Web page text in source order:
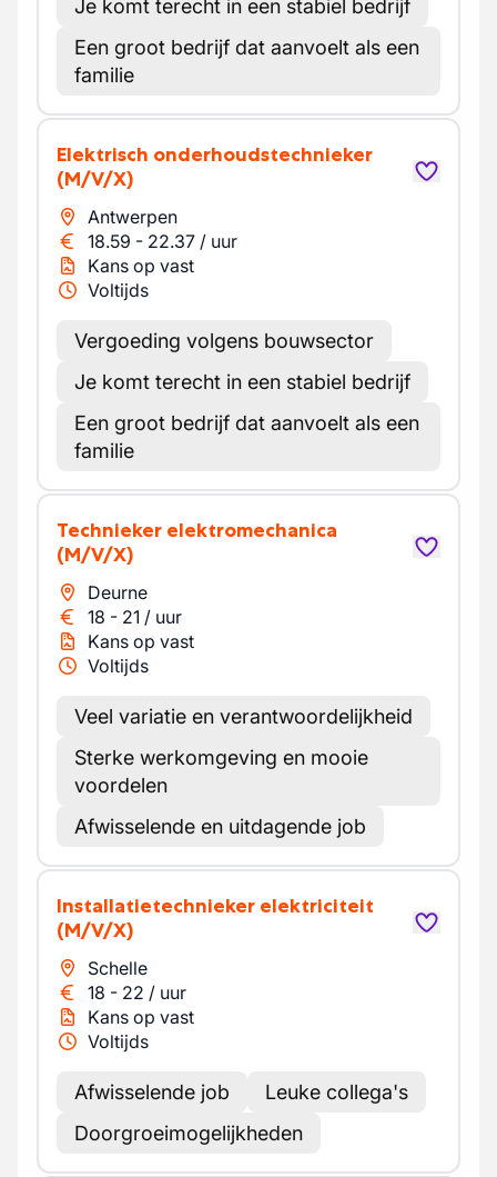
Je komt terecht in een stabiel bedrijf
Een groot bedrijf dat aanvoelt als een
familie
Elektrisch onderhoudstechnieker
(M/V/X)
Antwerpen
18.59 - 22.37 / uur
Kans op vast
Voltijds
Vergoeding volgens bouwsector
Je komt terecht in een stabiel bedrijf
Een groot bedrijf dat aanvoelt als een
familie
Technieker elektromechanica
(M/V/X)
Deurne
18 - 21 / uur
Kans op vast
Voltijds
Veel variatie en verantwoordelijkheid
Sterke werkomgeving en mooie
voordelen
Afwisselende en uitdagende job
Installatietechnieker elektriciteit
(M/V/X)
Schelle
18 - 22 / uur
Kans op vast
Voltijds
Afwisselende job
Leuke collega's
Doorgroeimogelijkheden